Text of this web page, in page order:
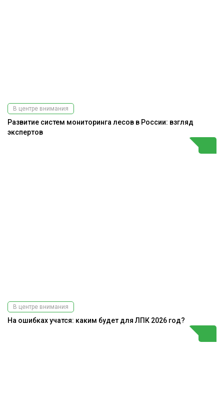
В центре внимания
Развитие систем мониторинга лесов в России: взгляд
экспертов
В центре внимания
На ошибках учатся: каким будет для ЛПК 2026 год?